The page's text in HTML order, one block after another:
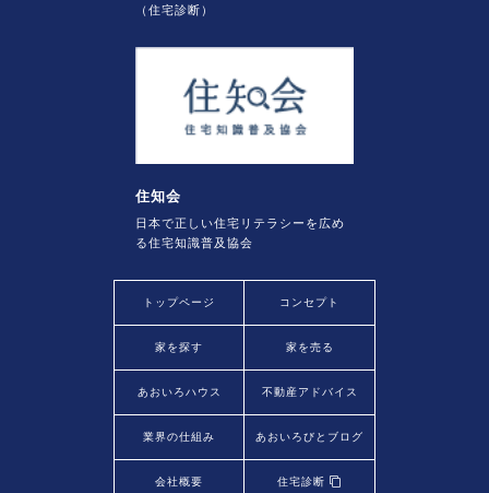
（住宅診断）
住知会
日本で正しい住宅リテラシーを広め
る住宅知識普及協会
トップページ コンセプト
家を探す 家を売る
あおいろハウス 不動産アドバイス
業界の仕組み あおいろびとブログ
会社概要 住宅診断